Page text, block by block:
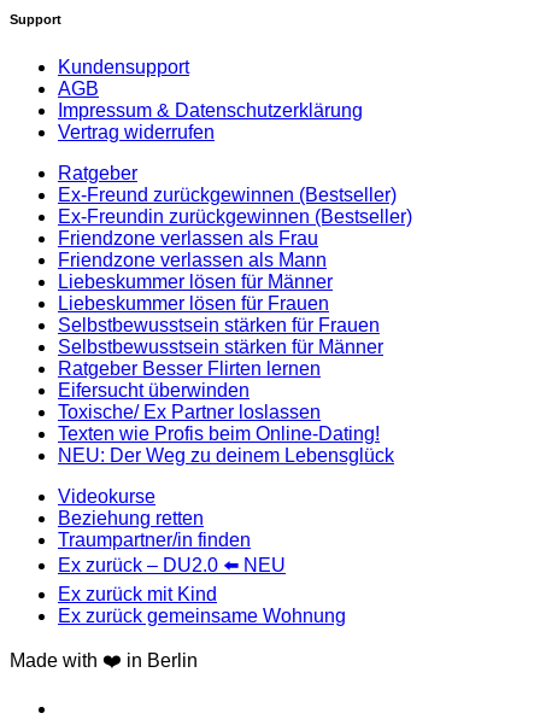
Support
Kundensupport
AGB
Impressum & Datenschutzerklärung
Vertrag widerrufen
Ratgeber
Ex-Freund zurückgewinnen (Bestseller)
Ex-Freundin zurückgewinnen (Bestseller)
Friendzone verlassen als Frau
Friendzone verlassen als Mann
Liebeskummer lösen für Männer
Liebeskummer lösen für Frauen
Selbstbewusstsein stärken für Frauen
Selbstbewusstsein stärken für Männer
Ratgeber Besser Flirten lernen
Eifersucht überwinden
Toxische/ Ex Partner loslassen
Texten wie Profis beim Online-Dating!
NEU: Der Weg zu deinem Lebensglück
Videokurse
Beziehung retten
Traumpartner/in finden
Ex zurück – DU2.0 ⬅️ NEU
Ex zurück mit Kind
Ex zurück gemeinsame Wohnung
Made with ❤️ in Berlin